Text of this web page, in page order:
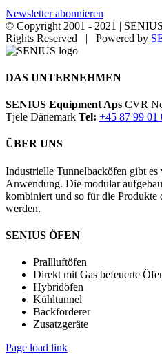
Newsletter abonnieren
© Copyright 2001 - 2021 |
Rights Reserved | Powered by
Email
LinkedIn
YouTube
Toggle
Bar
DAS UNTERNEHMEN
SENIUS Equipment Aps CVR
Tjele Dänemark Tel: +45 87 99 01
ÜBER UNS
Industrielle Tunnelbacköfen gibt
Anwendung. Die modular
kombiniert und so für die
werden.
SENIUS ÖFEN
Prallluftöfen
Direkt mit Gas befeuerte
Hybridöfen
Kühltunnel
Backförderer
Zusatzgeräte
Page load link